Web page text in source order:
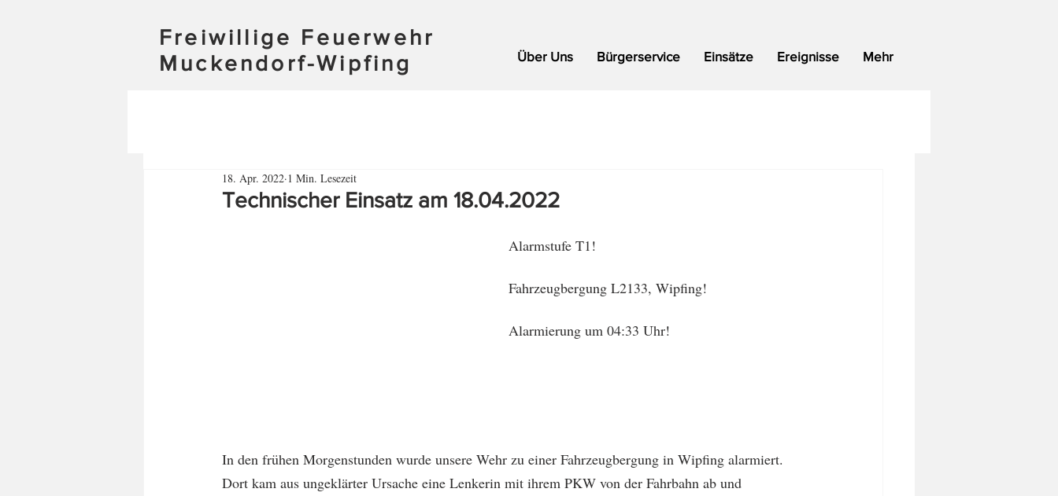
Freiwillige Feuerwehr
Muckendorf-Wipfing
Über Uns Bürgerservice Einsätze Ereignisse Mehr
Technischer Einsatz am 18.04.2022
18. Apr. 2022 1 Min. Lesezeit
Alarmstufe T1!
Fahrzeugbergung L2133, Wipfing!
Alarmierung um 04:33 Uhr!
In den frühen Morgenstunden wurde unsere Wehr zu einer Fahrzeugbergung in Wipfing alarmiert.
Dort kam aus ungeklärter Ursache eine Lenkerin mit ihrem PKW von der Fahrbahn ab und